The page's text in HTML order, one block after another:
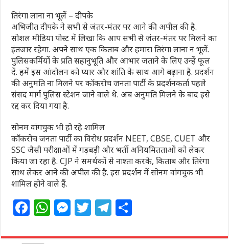
तिरंगा लाना ना भूलें – दीपके
अभिजीत दीपके ने सभी से जंतर-मंतर पर आने की अपील की है.
सोशल मीडिया पोस्ट में लिखा कि आप सभी से जंतर-मंतर पर मिलने का
इंतजार रहेगा. अपने साथ एक किताब और हमारा तिरंगा लाना न भूलें.
पुलिसकर्मियों के प्रति सहानुभूति और आभार जताने के लिए उन्हें फूल
दें. हमें इस आंदोलन को प्यार और शांति के साथ आगे बढ़ाना है. प्रदर्शन
की अनुमति ना मिलने पर कॉकरोच जनता पार्टी के प्रदर्शनकर्ता पहले
संसद मार्ग पुलिस स्टेशन जाने वाले थे. अब अनुमति मिलने के बाद इसे
रद्द कर दिया गया है.
सोनम वांगचुक भी हो रहे शामिल
कॉकरोच जनता पार्टी का विरोध प्रदर्शन NEET, CBSE, CUET और
SSC जैसी परीक्षाओं में गड़बड़ी और भर्ती अनियमितताओं को लेकर
किया जा रहा है. CJP ने समर्थकों से नाश्ता करके, किताब और तिरंगा
साथ लेकर आने की अपील की है. इस प्रदर्शन में सोनम वांगचुक भी
शामिल होने वाले हैं.
F W M T T